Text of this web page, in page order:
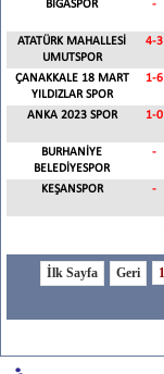
BİGASPOR -
ATATÜRK MAHALLESİ
UMUTSPOR
4-3
ÇANAKKALE 18 MART
YILDIZLAR SPOR
1-6
ANKA 2023 SPOR 1-0
BURHANİYE
BELEDİYESPOR
-
KEŞANSPOR
-
1